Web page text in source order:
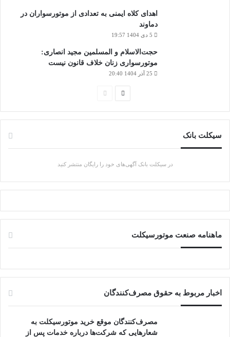
اهدای کلاه ایمنی به تعدادی از موتورسواران در
دماوند
5 دی 1404 19:57
حجت‌الاسلام و المسلمین مجید انصاری:
موتورسواری زنان خلاف قانون نیست
25 آذر 1404 20:40
صفحه
سیکلت بانک
در سیکلت بانک آگهی‌های خود را رایگان منتشر کنید
ماهنامه صنعت موتورسیکلت
اخبار مربوط به حقوق مصرف‌کنندگان
مصرف‌کنندگان موقع خرید موتورسیکلت به
شعارهایی که شرکت‌ها درباره خدمات پس از